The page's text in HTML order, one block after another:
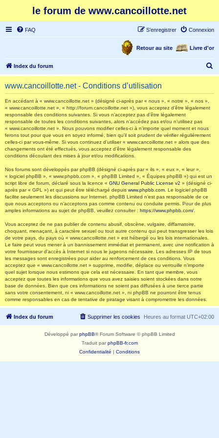
le forum de www.cancoillotte.net
FAQ Connexion
S’enregistrer
Livre d'or
Retour au site
Index du forum
e
www.cancoillotte.net - Conditions d’utilisation
En accédant à « www.cancoillotte.net » (désigné ci-après par « nous », « notre », « nos »,
« www.cancoillotte.net », « http://forum.cancoillotte.net »), vous acceptez d’être légalement
responsable des conditions suivantes. Si vous n’acceptez pas d’être légalement
responsable de toutes les conditions suivantes, alors n’accédez pas et/ou n’utilisez pas
« www.cancoillotte.net ». Nous pouvons modifier celles-ci à n’importe quel moment et nous
ferons tout pour que vous en soyez informé, bien qu’il soit prudent de vérifier régulièrement
celles-ci par vous-même. Si vous continuez d’utiliser « www.cancoillotte.net » alors que des
changements ont été effectués, vous acceptez d’être légalement responsable des
conditions découlant des mises à jour et/ou modifications.
Nos forums sont développés par phpBB (désigné ci-après par « ils », « eux », « leur »,
« logiciel phpBB », « www.phpbb.com », « phpBB Limited », « Équipes phpBB ») qui est un
script libre de forum, déclaré sous la licence « GNU General Public License v2 » (désigné ci-
après par « GPL ») et qui peut être téléchargé depuis www.phpbb.com . Le logiciel phpBB
facilite seulement les discussions sur Internet. phpBB Limited n’est pas responsable de ce
que nous acceptons ou n’acceptons pas comme contenu ou conduite permis. Pour de plus
amples informations au sujet de phpBB, veuillez consulter : https://www.phpbb.com/
Vous acceptez de ne pas publier de contenu abusif, obscène, vulgaire, diffamatoire,
choquant, menaçant, à caractère sexuel ou tout autre contenu qui peut transgresser les lois
de votre pays, du pays où « www.cancoillotte.net » est hébergé ou les lois internationales.
Le faire peut vous mener à un bannissement immédiat et permanent, avec une notification à
votre fournisseur d’accès à Internet si nous le jugeons nécessaire. Les adresses IP de tous
les messages sont enregistrées pour aider au renforcement de ces conditions. Vous
acceptez que « www.cancoillotte.net » supprime, modifie, déplace ou verrouille n’importe
quel sujet lorsque nous estimons que cela est nécessaire. En tant que membre, vous
acceptez que toutes les informations que vous avez saisies soient stockées dans notre
base de données. Bien que ces informations ne soient pas diffusées à une tierce partie
sans votre consentement, ni « www.cancoillotte.net », ni phpBB ne pourront être tenus
comme responsables en cas de tentative de piratage visant à compromettre les données.
Index du forum Heures au format UTC+02:00
Supprimer les cookies
Développé parphpBB® Forum Software © phpBB Limited
Traduit parphpBB-fr.com
Confidentialité | Conditions